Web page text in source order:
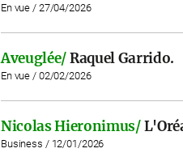
En vue / 27/04/2026
Aveuglée/Raquel Garrido.
En vue / 02/02/2026
Nicolas Hieronimus/
Business / 12/01/2026